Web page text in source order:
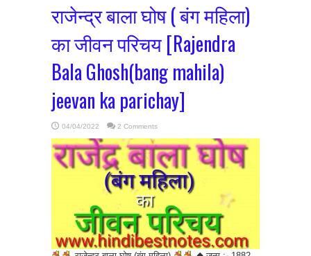
राजेन्द्र बाला घोष ( बंग महिला)
का जीवन परिचय [Rajendra
Bala Ghosh(bang mahila)
jeevan ka parichay]
04/04/2022 2 Comments